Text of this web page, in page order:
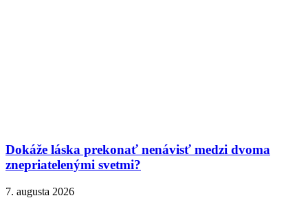
Dokáže láska prekonať nenávisť medzi dvoma
znepriatelenými svetmi?
7. augusta 2026